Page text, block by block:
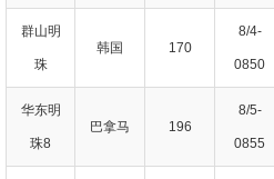
群山明
珠
韩国 170
8/4-
0850
华东明
珠8
巴拿马 196
8/5-
0855